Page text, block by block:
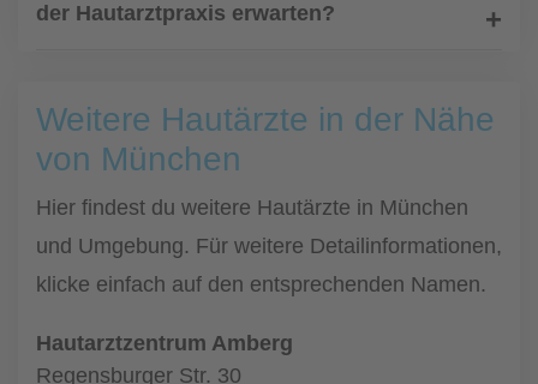
der Hautarztpraxis erwarten?
Weitere Hautärzte in der Nähe
von München
Hier findest du weitere Hautärzte in München
und Umgebung. Für weitere Detailinformationen,
klicke einfach auf den entsprechenden Namen.
Hautarztzentrum Amberg
Regensburger Str. 30